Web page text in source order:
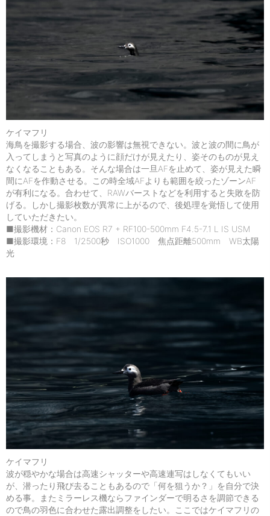
ケイマフリ
海鳥を撮影する場合、波の影響は無視できない。波と波の間に鳥が
入ってしまうと写真のように顔だけが見えたり、姿そのものが見え
なくなることもある。そんな場合は一旦AFを止めて、姿が見えた瞬
間にAFを作動させる。この時全域AFよりも範囲を絞ったゾーンAF
が有利になる。合わせて、RAWバーストなどを利用すると失敗を防
げる。しかし撮影枚数が異常に上がるので、後処理を覚悟して使用
していただきたい。
■撮影機材：Canon EOS R7 + RF100-500mm F4.5-7.1 L IS USM
■撮影環境：F8 1/2500秒 ISO1000 焦点距離500mm WB太陽
光
ケイマフリ
波が穏やかな場合は高速シャッターや高速連写はしなくてもいい
が、潜ったり飛び去ることもあるので「何を狙うか？」を自分で決
める事。またミラーレス機ならファインダーで明るさを調節できる
ので鳥の羽色に合わせた露出調整をしたい。ここではケイマフリの